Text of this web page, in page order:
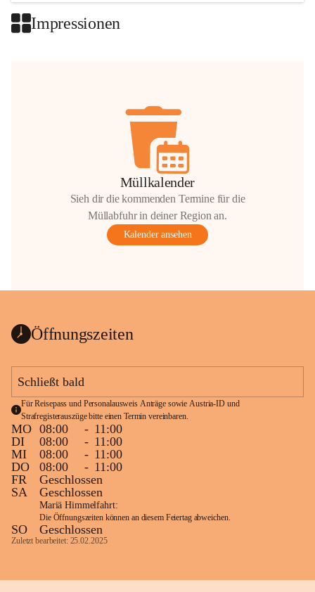
Impressionen
Müllkalender
Sieh dir die kommenden Termine für die
Müllabfuhr in deiner Region an.
Kalender ansehen
Öffnungszeiten
Schließt bald
Für Reisepass und Personalausweis Anträge sowie Austria-ID und
Strafregisterauszüge bitte einen Termin vereinbaren.
MO 08:00 - 11:00
DI
08:00 - 11:00
MI
08:00 - 11:00
DO
08:00 - 11:00
FR
Geschlossen
SA
Geschlossen
Mariä Himmelfahrt:
Die Öffnungszeiten können an diesem Feiertag abweichen.
SO Geschlossen
Zuletzt bearbeitet: 25.02.2025